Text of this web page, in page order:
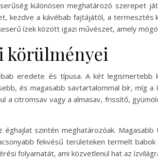
különösen meghatározó szerepet
kezdve a kávébab fajtájától, a termesztés
ízek között igazi művészet, amely
körülményei
eredete és típusa. A két legismertebb
és magasabb savtartalommal bír, míg
a citromsav vagy a almasav, frissítő,
szintén meghatározóak.
fekvésű területeken termelt
folyamatát, ami közvetlenül hat az